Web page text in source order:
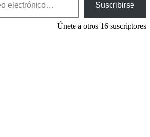
Suscribirse
Únete a otros 16 suscriptores